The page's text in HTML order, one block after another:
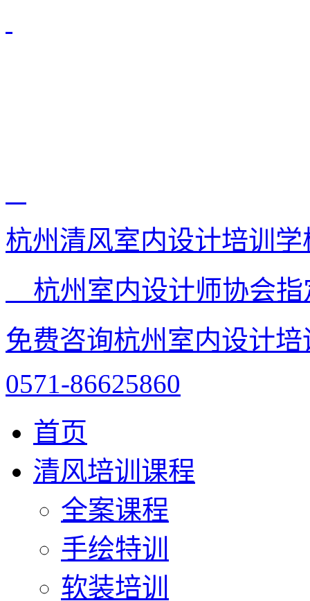
杭州清风室内设计培训学
杭州室内设计师协会
免费咨询杭州室内设计
0571-86625860
首页
清风培训课程
全案课程
手绘特训
软装培训